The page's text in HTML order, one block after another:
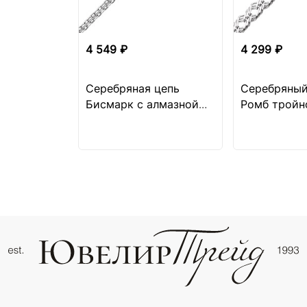
4 549 ₽
Серебряная цепь
Бисмарк с алмазной
4 299 ₽
Ромб